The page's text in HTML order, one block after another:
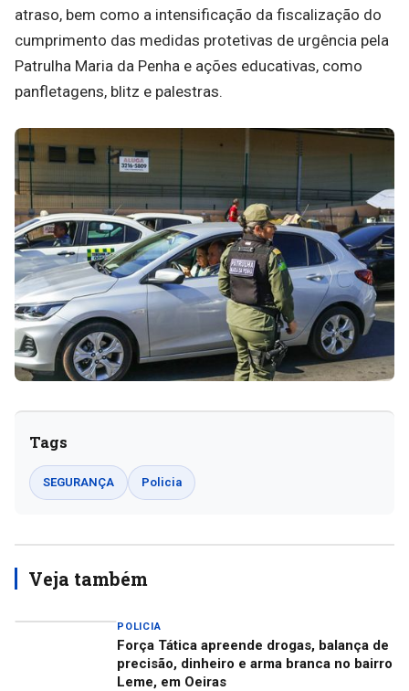
atraso, bem como a intensificação da fiscalização do
cumprimento das medidas protetivas de urgência pela
Patrulha Maria da Penha e ações educativas, como
panfletagens, blitz e palestras.
Tags
SEGURANÇA Policia
Veja também
POLICIA
Força Tática apreende drogas, balança de
precisão, dinheiro e arma branca no bairro
Leme, em Oeiras